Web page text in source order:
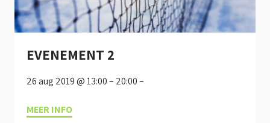
EVENEMENT 2
26 aug 2019 @ 13:00 – 20:00 –
MEER INFO